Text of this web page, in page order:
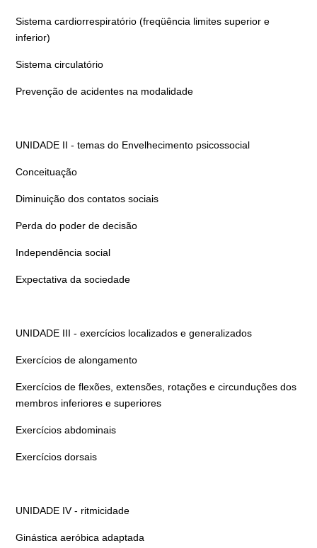
Sistema cardiorrespiratório (freqüência limites superior e
inferior)
Sistema circulatório
Prevenção de acidentes na modalidade
UNIDADE II - temas do Envelhecimento psicossocial
Conceituação
Diminuição dos contatos sociais
Perda do poder de decisão
Independência social
Expectativa da sociedade
UNIDADE III - exercícios localizados e generalizados
Exercícios de alongamento
Exercícios de flexões, extensões, rotações e circunduções dos
membros inferiores e superiores
Exercícios abdominais
Exercícios dorsais
UNIDADE IV - ritmicidade
Ginástica aeróbica adaptada